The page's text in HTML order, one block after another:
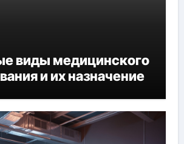
виды медицинского
и их назначение